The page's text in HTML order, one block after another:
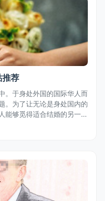
推荐
。于身处外国的国际华人而
。为了让无论是身处国内的
能够觅得适合结婚的另一
的国际华人婚恋交友网站。